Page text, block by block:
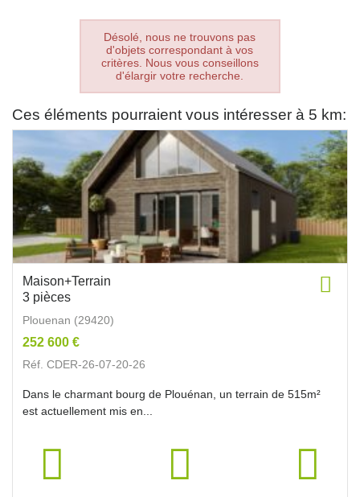
Désolé, nous ne trouvons pas
d'objets correspondant à vos
critères. Nous vous conseillons
d'élargir votre recherche.
Ces éléments pourraient vous intéresser à 5 km:
Maison+Terrain
3 pièces
Plouenan (29420)
252 600 €
Réf. CDER-26-07-20-26
Dans le charmant bourg de Plouénan, un terrain de 515m²
est actuellement mis en...